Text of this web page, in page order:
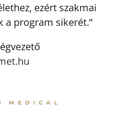
ezért szakmai
a program sikerét.”